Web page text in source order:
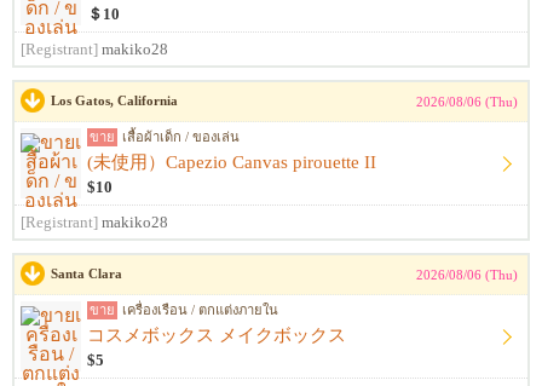
＄10
[Registrant] makiko28
Los Gatos, California 2026/08/06 (Thu)
ขาย เสื้อผ้าเด็ก / ของเล่น
(未使用）Capezio Canvas pirouette II
$10
[Registrant] makiko28
Santa Clara 2026/08/06 (Thu)
ขาย เครื่องเรือน / ตกแต่งภายใน
コスメボックス メイクボックス
$5